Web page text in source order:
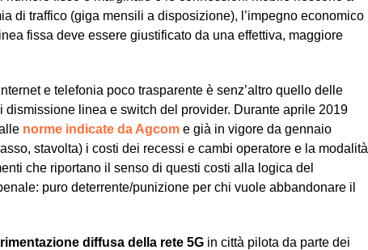
di traffico (giga mensili a disposizione), l’impegno economico
fissa deve essere giustificato da una effettiva, maggiore
e telefonia poco trasparente è senz’altro quello delle
linea e switch del provider. Durante aprile 2019
norme indicate da Agcom e già in vigore da gennaio
stavolta) i costi dei recessi e cambi operatore e la modalità
che riportano il senso di questi costi alla logica del
puro deterrente/punizione per chi vuole abbandonare il
diffusa della rete 5G in città pilota da parte dei